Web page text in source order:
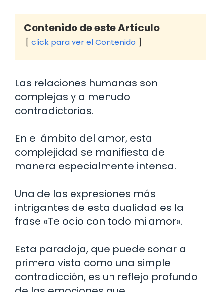
Contenido de este Artículo
click para ver el Contenido
Las relaciones humanas son
complejas y a menudo
contradictorias.
En el ámbito del amor, esta
complejidad se manifiesta de
manera especialmente intensa.
Una de las expresiones más
intrigantes de esta dualidad es la
frase «Te odio con todo mi amor».
Esta paradoja, que puede sonar a
primera vista como una simple
contradicción, es un reflejo profundo